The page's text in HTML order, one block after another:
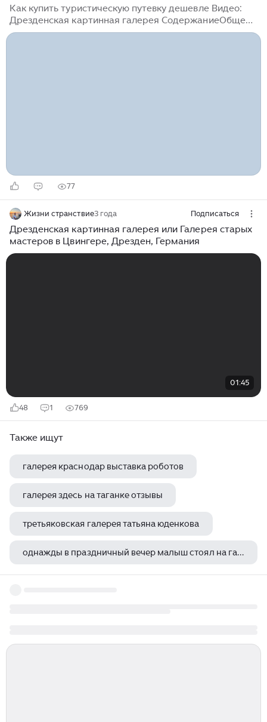
Как купить туристическую путевку дешевле Видео:
Дрезденская картинная галерея СодержаниеОбщее
описаниеИстория картинной галереиШедевры
77
Жизни странствие3 года Подписаться
Дрезденcкая картинная галерея или Галерея старых
мастеров в Цвингере, Дрезден, Германия
01:45
48 1 769
Также ищут
галерея краснодар выставка роботов
галерея здесь на таганке отзывы
третьяковская галерея татьяна юденкова
однажды в праздничный вечер малыш стоял на галерее цирка плотно прижавшись запятые